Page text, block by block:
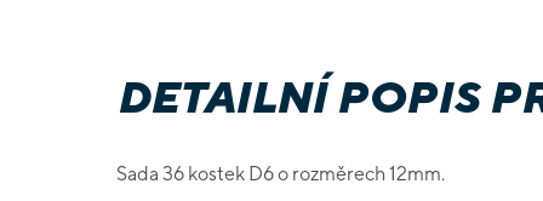
DETAILNÍ POPIS
Sada 36 kostek D6 o rozměrech 12mm.